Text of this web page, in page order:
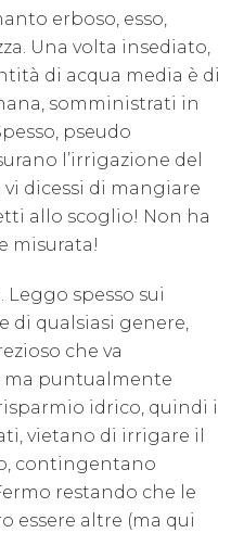
erboso, esso,
Una volta insediato,
di acqua media è di
somministrati in
pseudo
l’irrigazione del
dicessi di mangiare
allo scoglio! Non ha
misurata!
spesso sui
di qualsiasi genere,
che va
ma puntualmente
idrico, quindi i
vietano di irrigare il
contingentano
restando che le
essere altre (ma qui